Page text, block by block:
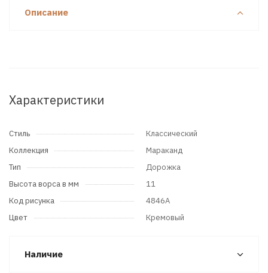
Описание
Характеристики
Стиль
Классический
Коллекция
Мараканд
Тип
Дорожка
Высота ворса в мм
11
Код рисунка
4846A
Цвет
Кремовый
Наличие